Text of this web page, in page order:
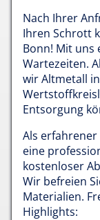
Nach Ihrer
Ihren Schrott
Bonn! Mit uns
Wartezeiten.
wir Altmetall
Entsorgung
Als
eine
kostenloser
Wir befreien
Materialien.
Highlights: